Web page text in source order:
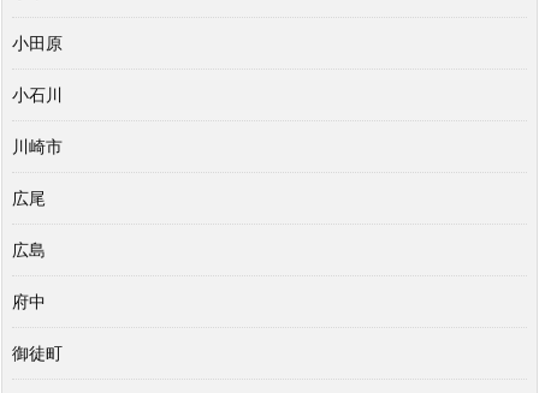
小田原
小石川
川崎市
広尾
広島
府中
御徒町